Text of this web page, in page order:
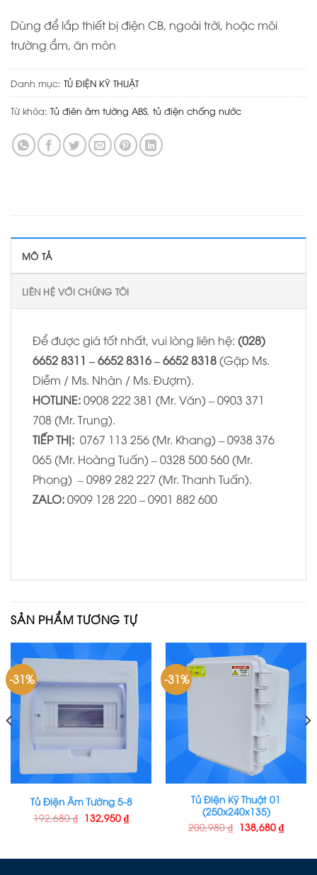
Dùng để lắp thiết bị điện CB, ngoài trời, hoặc môi
trường ẩm, ăn mòn
Danh mục: TỦ ĐIỆN KỸ THUẬT
Từ khóa: Tủ điên âm tường ABS, tủ điện chống nước
MÔ TẢ
LIÊN HỆ VỚI CHÚNG TÔI
Để được giá tốt nhất, vui lòng liên hệ: (028)
6652 8311 – 6652 8316 – 6652 8318(Gặp Ms.
Diễm / Ms. Nhàn / Ms. Đượm).
HOTLINE:0908 222 381 (Mr. Văn) – 0903 371
708 (Mr. Trung).
TIẾP THỊ: 0767 113 256 (Mr. Khang) – 0938 376
065 (Mr. Hoàng Tuấn) – 0328 500 560 (Mr.
Phong) – 0989 282 227 (Mr. Thanh Tuấn).
ZALO:0909 128 220 – 0901 882 600
SẢN PHẨM TƯƠNG TỰ
-31%
Tủ Điện Âm Tường 5-8
192,680₫ 132,950 ₫
-31%
Tủ Điện Kỹ Thuật 01
(250x240x135)
200,980₫ 138,680 ₫